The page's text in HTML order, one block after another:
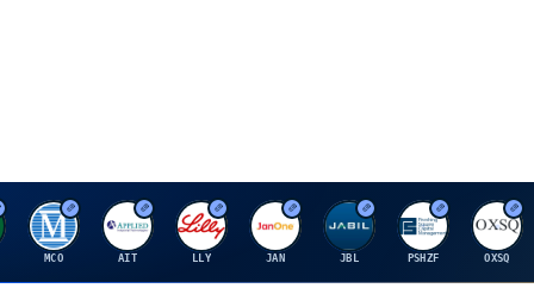
M
MCO
A
AIT
E
LLY
J
JAN
J
JBL
P
PSHZF
O
OXSQ